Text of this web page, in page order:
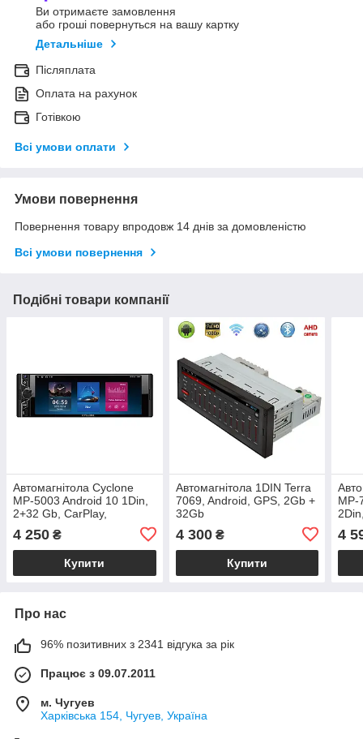
Ви отримаєте замовлення
або гроші повернуться на вашу картку
Детальніше
Післяплата
Оплата на рахунок
Готівкою
Всі умови оплати
Умови повернення
Повернення товару впродовж 14 днів за домовленістю
Всі умови повернення
Подібні товари компанії
Автомагнітола Cyclone
MP-5003 Android 10 1Din,
2+32 Gb, CarPlay,
AndroidAuto, Bluetooth, Wi-
Fi
4 250 ₴
Купити
Автомагнітола 1DIN Terra
7069, Android, GPS, 2Gb +
32Gb
4 300₴
Купити
MP-
Wi-
4
Про нас
96% позитивних з 2341 відгука за рік
Працює з 09.07.2011
м. Чугуев
Харківська 154, Чугуев, Україна